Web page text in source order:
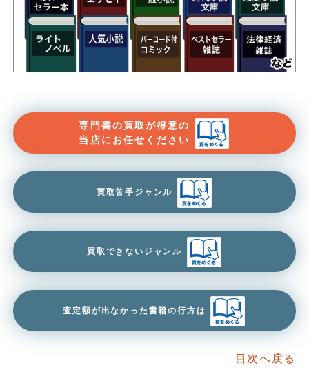
専門書の買取が得意の
当店にお任せください
買取苦手ジャンル
買取できないジャンル
査定額が出なかった書籍の行方は
目次へ戻る